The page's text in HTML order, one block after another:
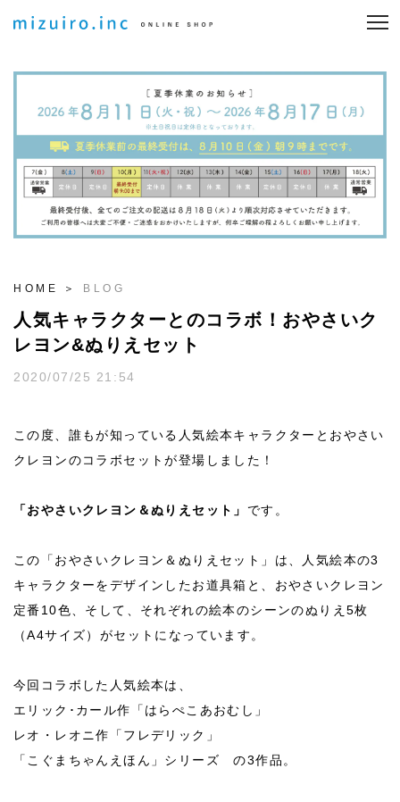
HOME BLOG
人気キャラクターとのコラボ！おやさいク
レヨン&ぬりえセット
2020/07/25 21:54
この度、誰もが知っている人気絵本キャラクターとおやさい
クレヨンのコラボセットが登場しました！
「おやさいクレヨン＆ぬりえセット」 です。
この「おやさいクレヨン＆ぬりえセット」は、人気絵本の3
キャラクターをデザインしたお道具箱と、おやさいクレヨン
定番10色、そして、それぞれの絵本のシーンのぬりえ5枚
（A4サイズ）がセットになっています。
今回コラボした人気絵本は、
エリック･カール作「はらぺこあおむし」
レオ・レオニ作「フレデリック」
「こぐまちゃんえほん」シリーズ の3作品。